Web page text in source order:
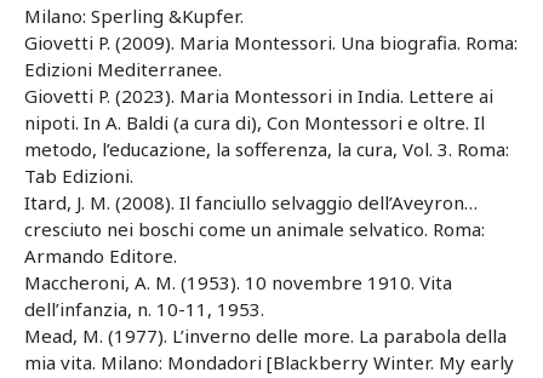
Milano: Sperling &Kupfer.
Giovetti P. (2009). Maria Montessori. Una biografia. Roma:
Edizioni Mediterranee.
Giovetti P. (2023). Maria Montessori in India. Lettere ai
nipoti. In A. Baldi (a cura di), Con Montessori e oltre. Il
metodo, l’educazione, la sofferenza, la cura, Vol. 3. Roma:
Tab Edizioni.
Itard, J. M. (2008). Il fanciullo selvaggio dell’Aveyron…
cresciuto nei boschi come un animale selvatico. Roma:
Armando Editore.
Maccheroni, A. M. (1953). 10 novembre 1910. Vita
dell’infanzia, n. 10-11, 1953.
Mead, M. (1977). L’inverno delle more. La parabola della
mia vita. Milano: Mondadori [Blackberry Winter. My early